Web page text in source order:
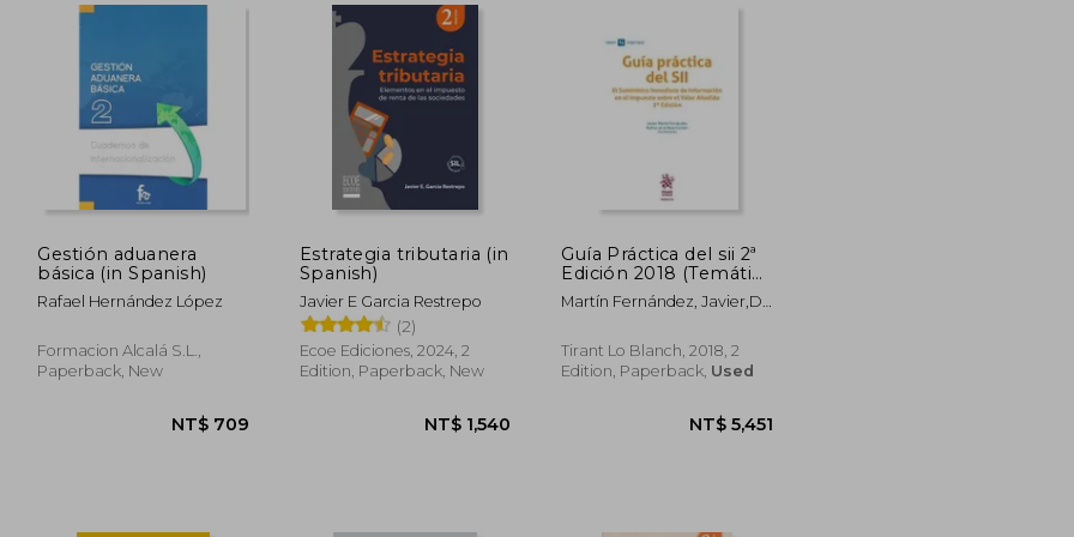
NT$ 3,418
Gestión aduanera
básica (in Spanish)
Rafael Hernández López
Formacion Alcalá S.L.,
Paperback, New
Estrategia tributaria (in
Spanish)
Javier E Garcia Restrepo
(2)
Ecoe Ediciones, 2024, 2
Edition, Paperback, New
Guía Práctica del sii 2ª
Edición 2018 (Temática
Tirant Tributario) (in
Spanish)
Martín Fernández, Javier,De
Tirant Lo Blanch, 2018, 2
Edition, Paperback, Used